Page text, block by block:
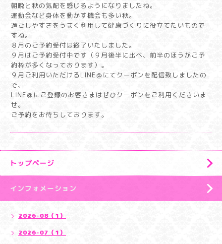
朝晩と秋の気配を感じるようになりましたね。
運動会など身体を動かす機会も多い秋。
過ごしやすさをうまく利用して健康づくりに役立てたいもので
すね。
８月のご予約受付は終了いたしました。
９月はご予約受付中です（９月後半に比べ、前半のほうがご予
約枠が多くなっております）。
９月ご利用いただけるLINE＠にてクーポンを配信致しましたの
で、
LINE＠にご登録のお客さまはぜひクーポンをご利用くださいま
せ。
ご予約をお待ちしております。
トップページ
インフォメーション
2026-08（1）
2026-07（1）